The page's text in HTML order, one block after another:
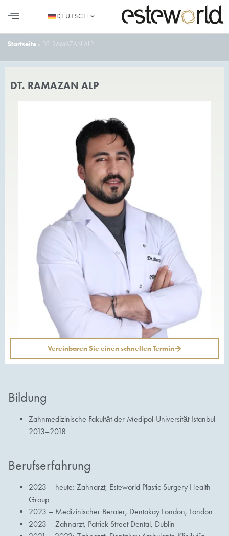
DEUTSCH
Startseite » DT. RAMAZAN ALP
DT. RAMAZAN ALP
Vereinbaren Sie einen schnellen Termin
Bildung
Zahnmedizinische Fakultät der Medipol-Universität Istanbul
2013–2018
Berufserfahrung
2023 – heute: Zahnarzt, Esteworld Plastic Surgery Health
Group
2023 – Medizinischer Berater, Dentakay London, London
2023 – Zahnarzt, Patrick Street Dental, Dublin